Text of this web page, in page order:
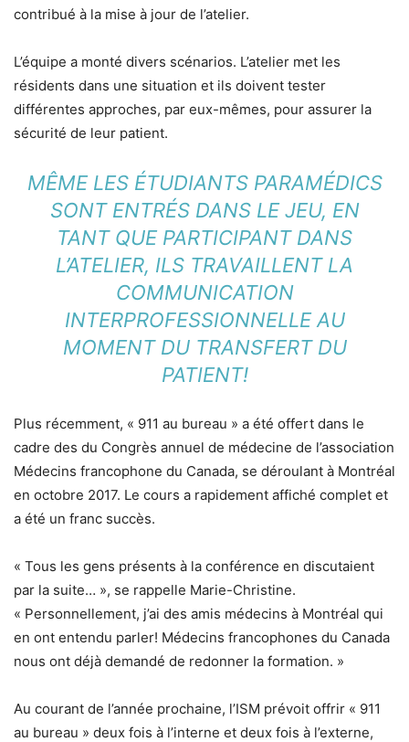
contribué à la mise à jour de l’atelier.
L’équipe a monté divers scénarios. L’atelier met les
résidents dans une situation et ils doivent tester
différentes approches, par eux-mêmes, pour assurer la
sécurité de leur patient.
MÊME LES ÉTUDIANTS PARAMÉDICS
SONT ENTRÉS DANS LE JEU, EN
TANT QUE PARTICIPANT DANS
L’ATELIER, ILS TRAVAILLENT LA
COMMUNICATION
INTERPROFESSIONNELLE AU
MOMENT DU TRANSFERT DU
PATIENT!
Plus récemment, « 911 au bureau » a été offert dans le
cadre des du Congrès annuel de médecine de l’association
Médecins francophone du Canada, se déroulant à Montréal
en octobre 2017. Le cours a rapidement affiché complet et
a été un franc succès.
« Tous les gens présents à la conférence en discutaient
par la suite… », se rappelle Marie-Christine.
« Personnellement, j’ai des amis médecins à Montréal qui
en ont entendu parler! Médecins francophones du Canada
nous ont déjà demandé de redonner la formation. »
Au courant de l’année prochaine, l’ISM prévoit offrir « 911
au bureau » deux fois à l’interne et deux fois à l’externe,